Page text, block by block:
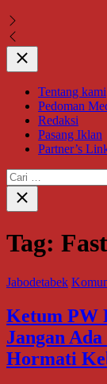
Close
Tentang kami
Pedoman
Redaksi
Pasang Iklan
Partner’s
Cari
untuk:
Close
search
Tag:
Jabodetabek
Ketum PW
Jangan
Hormati